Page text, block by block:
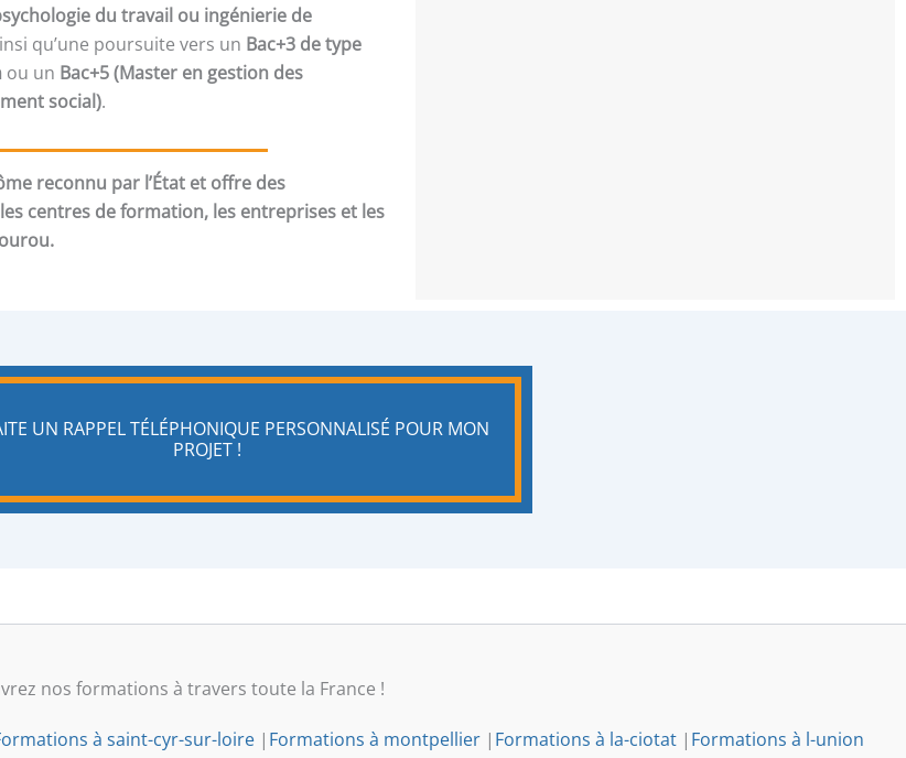
du travail ou ingénierie de
qu’une poursuite vers un Bac+3 de type
ou un Bac+5 (Master en gestion des
social).
reconnu par l’État et offre des
centres de formation, les entreprises et les
UN RAPPEL TÉLÉPHONIQUE PERSONNALISÉ POUR MON
PROJET !
nos formations à travers toute la France !
à saint-cyr-sur-loire| Formations à montpellier| Formations à la-ciotat| Formations à l-union